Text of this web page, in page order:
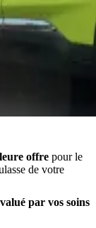
offre pour le
de votre
par vos soins